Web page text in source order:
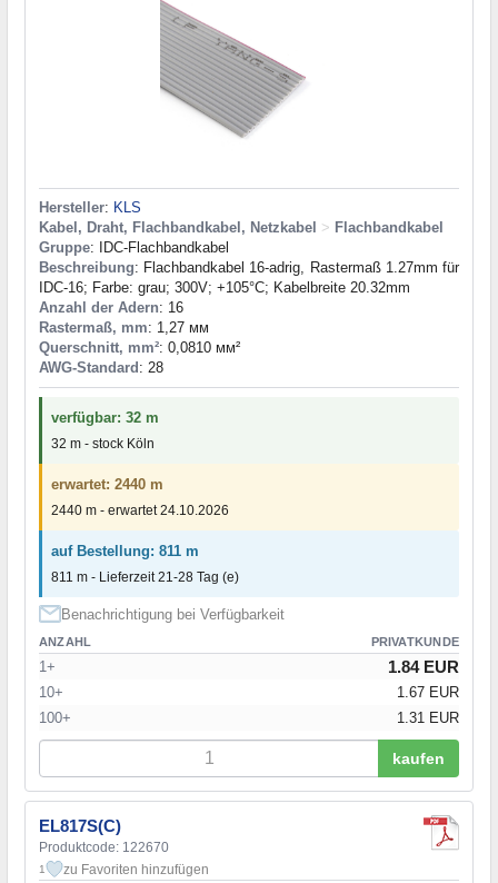
Hersteller: KLS
Kabel, Draht, Flachbandkabel, Netzkabel > Flachbandkabel
Gruppe: IDC-Flachbandkabel
Beschreibung: Flachbandkabel 16-adrig, Rastermaß 1.27mm für
IDC-16; Farbe: grau; 300V; +105°C; Kabelbreite 20.32mm
Anzahl der Adern: 16
Rastermaß, mm: 1,27 мм
Querschnitt, mm²: 0,0810 мм²
AWG-Standard : 28
verfügbar: 32 m
32 m - stock Köln
erwartet: 2440 m
2440 m - erwartet 24.10.2026
auf Bestellung: 811 m
811 m - Lieferzeit 21-28 Tag (e)
Benachrichtigung bei Verfügbarkeit
ANZAHL PRIVATKUNDE
1+ 1.84 EUR
10+
1.67 EUR
100+
1.31 EUR
kaufen
EL817S(C)
Produktcode: 122670
1 zu Favoriten hinzufügen